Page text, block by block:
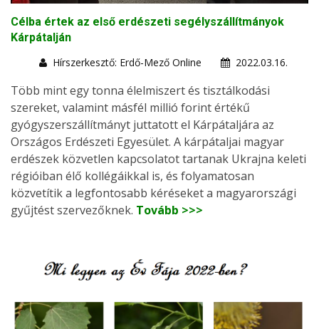
Célba értek az első erdészeti segélyszállítmányok
Kárpátalján
Hírszerkesztő: Erdő-Mező Online
2022.03.16.
Több mint egy tonna élelmiszert és tisztálkodási
szereket, valamint másfél millió forint értékű
gyógyszerszállítmányt juttatott el Kárpátaljára az
Országos Erdészeti Egyesület. A kárpátaljai magyar
erdészek közvetlen kapcsolatot tartanak Ukrajna keleti
régióiban élő kollégáikkal is, és folyamatosan
közvetítik a legfontosabb kéréseket a magyarországi
gyűjtést szervezőknek. Tovább >>>